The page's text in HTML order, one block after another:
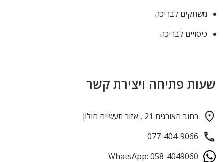
משחקים לבריכה
כיסויים לבריכה
שעות פתיחה ויצירת קשר
רחוב האורגים 21 , אזור תעשייה חולון
077-404-9066
WhatsApp: 058-4049060